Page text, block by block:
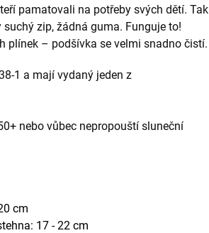
pamatovali na potřeby svých dětí. Tak
zip, žádná guma. Funguje to!
plínek – podšívka se velmi snadno čistí.
1 a mají vydaný jeden z
nebo vůbec nepropouští sluneční
cm
17 - 22 cm